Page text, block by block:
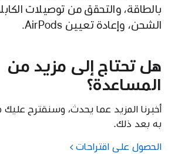
بالطاقة، والتحقق من توصيلات
الشحن، وإعادة تعيين AirPods.
هل تحتاج إلى مزيد من
المساعدة؟
أخبرنا المزيد عما يحدث، وسنقترح عليك
به بعد ذلك.
الحصول على اقتراحات